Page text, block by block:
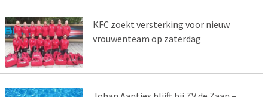
KFC zoekt versterking voor nieuw
vrouwenteam op zaterdag